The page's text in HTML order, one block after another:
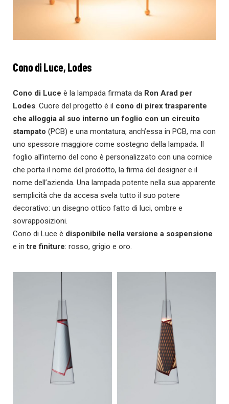
Cono di Luce, Lodes
Cono di Luce è la lampada firmata da Ron Arad per
Lodes. Cuore del progetto è il cono di pirex trasparente
che alloggia al suo interno un foglio con un circuito
stampato (PCB) e una montatura, anch’essa in PCB, ma con
uno spessore maggiore come sostegno della lampada. Il
foglio all’interno del cono è personalizzato con una cornice
che porta il nome del prodotto, la firma del designer e il
nome dell’azienda. Una lampada potente nella sua apparente
semplicità che da accesa svela tutto il suo potere
decorativo: un disegno ottico fatto di luci, ombre e
sovrapposizioni.
Cono di Luce è disponibile nella versione a sospensione
e intre finiture: rosso, grigio e oro.